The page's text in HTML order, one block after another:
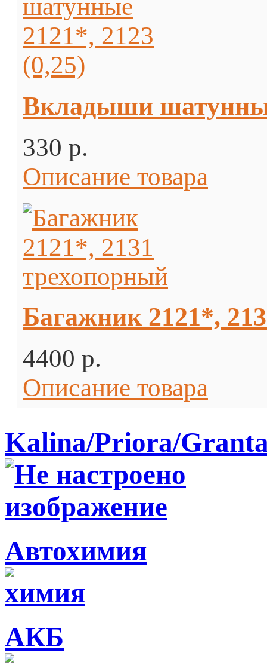
Вкладыши
330 p.
Описание товара
Багажник 2121*,
4400 p.
Описание товара
Kalina/Priora/
Автохимия
АКБ